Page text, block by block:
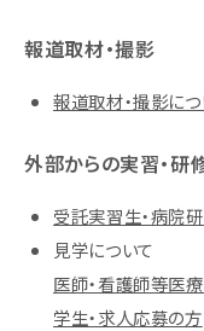
報道取材・撮影
報道取材・撮影につ
外部からの実習・研
受託実習生・病院
見学について
医師・看護師等医
学生・求人応募の方